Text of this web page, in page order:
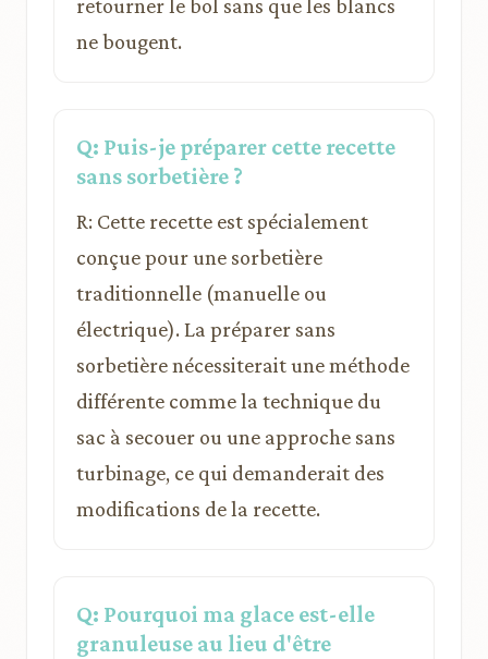
retourner le bol sans que les blancs
ne bougent.
Q: Puis-je préparer cette recette
sans sorbetière ?
R: Cette recette est spécialement
conçue pour une sorbetière
traditionnelle (manuelle ou
électrique). La préparer sans
sorbetière nécessiterait une méthode
différente comme la technique du
sac à secouer ou une approche sans
turbinage, ce qui demanderait des
modifications de la recette.
Q: Pourquoi ma glace est-elle
granuleuse au lieu d'être